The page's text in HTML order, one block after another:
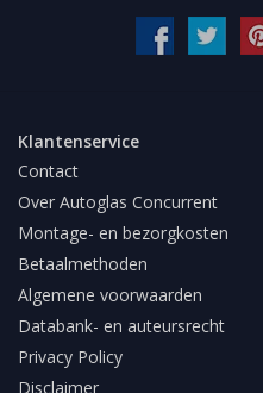
Klantenservice
Contact
Over Autoglas Concurrent
Montage- en bezorgkosten
Betaalmethoden
Algemene voorwaarden
Databank- en auteursrecht
Privacy Policy
Disclaimer